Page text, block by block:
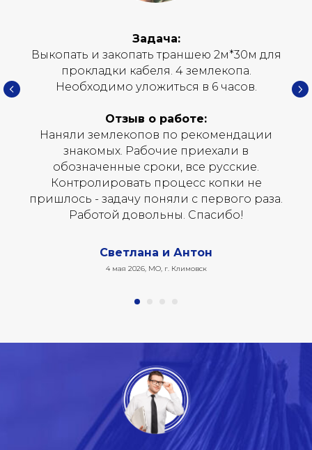
Задача:
Выкопать и закопать траншею 2м*30м для
прокладки кабеля. 4 землекопа.
Необходимо уложиться в 6 часов.
Отзыв о работе:
Наняли землекопов по рекомендации
знакомых. Рабочие приехали в
обозначенные сроки, все русские.
Контролировать процесс копки не
пришлось - задачу поняли с первого раза.
Работой довольны. Спасибо!
Светлана и Антон
4 мая 2026, МО, г. Климовск